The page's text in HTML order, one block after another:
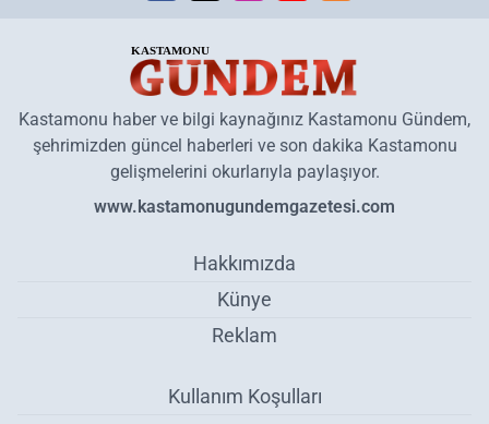
Kastamonu haber ve bilgi kaynağınız Kastamonu Gündem,
şehrimizden güncel haberleri ve son dakika Kastamonu
gelişmelerini okurlarıyla paylaşıyor.
www.kastamonugundemgazetesi.com
Hakkımızda
Künye
Reklam
Kullanım Koşulları